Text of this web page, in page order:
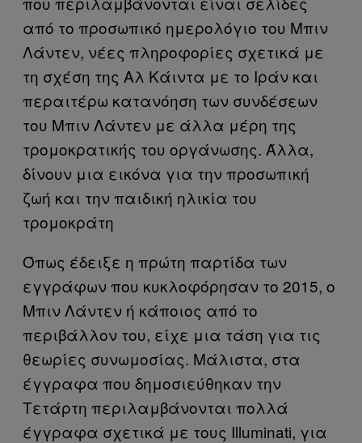
από το προσωπικό ημερολόγιο του Μπιν
Λάντεν, νέες πληροφορίες σχετικά με
τη σχέση της Αλ Κάιντα με το Ιράν και
περαιτέρω κατανόηση των συνδέσεων
του Μπιν Λάντεν με άλλα μέρη της
τρομοκρατικής του οργάνωσης. Άλλα,
δίνουν μια εικόνα για την προσωπική
ζωή και την παιδική ηλικία του
τρομοκράτη
Όπως έδειξε η πρώτη παρτίδα των
εγγράφων που κυκλοφόρησαν το 2015, ο
Μπιν Λάντεν ή κάποιος από το
περιβάλλον του, είχε μια τάση για τις
θεωρίες συνωμοσίας. Μάλιστα, στα
έγγραφα που δημοσιεύθηκαν την
Τετάρτη περιλαμβάνονται πολλά
έγγραφα σχετικά με τους Illuminati, για